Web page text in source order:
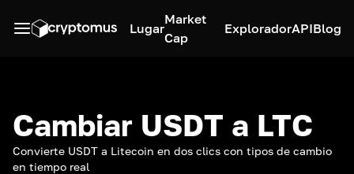
Lugar
Market
Cap
ExploradorAPIBlog
Cambiar USDT a LTC
Convierte USDT a Litecoin en dos clics con tipos de cambio
en tiempo real